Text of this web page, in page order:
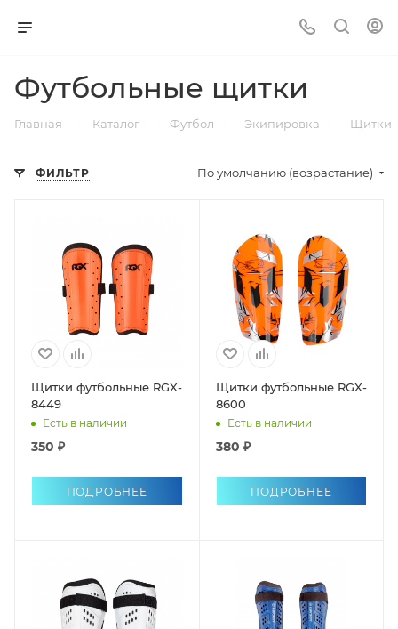
Футбольные щитки
Главная — Каталог — Футбол — Экипировка — Щитки
ФИЛЬТР По умолчанию (возрастание)
Щитки футбольные RGX-
8449
Есть в наличии
350 ₽
ПОДРОБНЕЕ
Щитки футбольные RGX-
8600
Есть в наличии
380 ₽
ПОДРОБНЕЕ